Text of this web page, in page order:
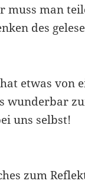
muss man
des
etwas von
wunderbar
uns selbst!
zum